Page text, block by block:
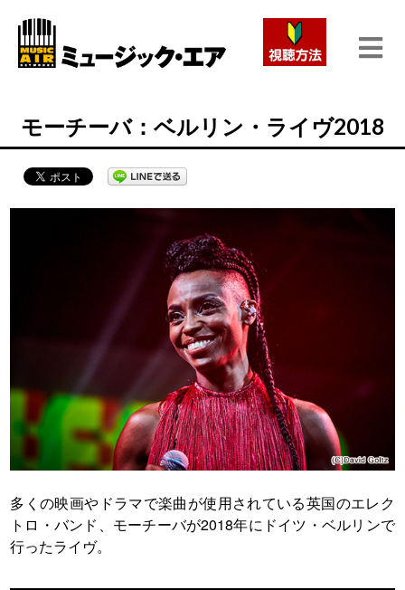
モーチーバ：ベルリン・ライヴ2018
多くの映画やドラマで楽曲が使用されている英国のエレク
トロ・バンド、モーチーバが2018年にドイツ・ベルリンで
行ったライヴ。